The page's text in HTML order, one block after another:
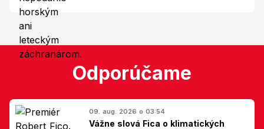
Odporúčame
09. aug. 2026 o 03:54
Vážne slová Fica o klimatických